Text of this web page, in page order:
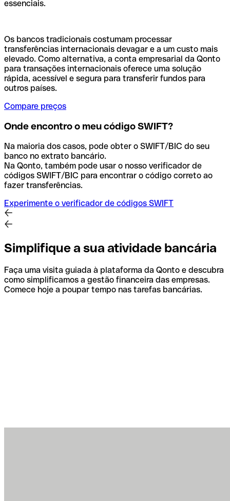
essenciais.
Os bancos tradicionais costumam processar
transferências internacionais devagar e a um custo mais
elevado. Como alternativa, a conta empresarial da Qonto
para transações internacionais oferece uma solução
rápida, acessível e segura para transferir fundos para
outros países.
Compare preços
Onde encontro o meu código SWIFT?
Na maioria dos casos, pode obter o SWIFT/BIC do seu
banco no extrato bancário.
Na Qonto, também pode usar o nosso verificador de
códigos SWIFT/BIC para encontrar o código correto ao
fazer transferências.
Experimente o verificador de códigos SWIFT
Simplifique a sua atividade bancária
Faça uma visita guiada à plataforma da Qonto e descubra
como simplificamos a gestão financeira das empresas.
Comece hoje a poupar tempo nas tarefas bancárias.